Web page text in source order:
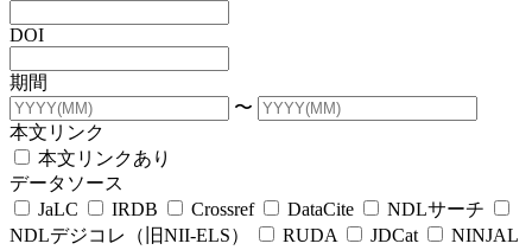
DOI
期間
〜
本文リンク
本文リンクあり
データソース
JaLC
IRDB Crossref DataCite
NDLサーチ
NDLデジコレ（旧NII-ELS）
RUDA JDCat
NINJAL